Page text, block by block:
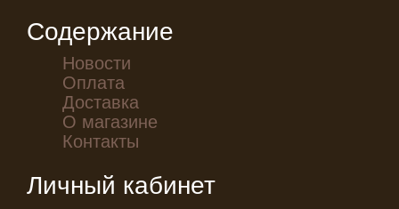
Содержание
Новости
Оплата
Доставка
О магазине
Контакты
Личный кабинет